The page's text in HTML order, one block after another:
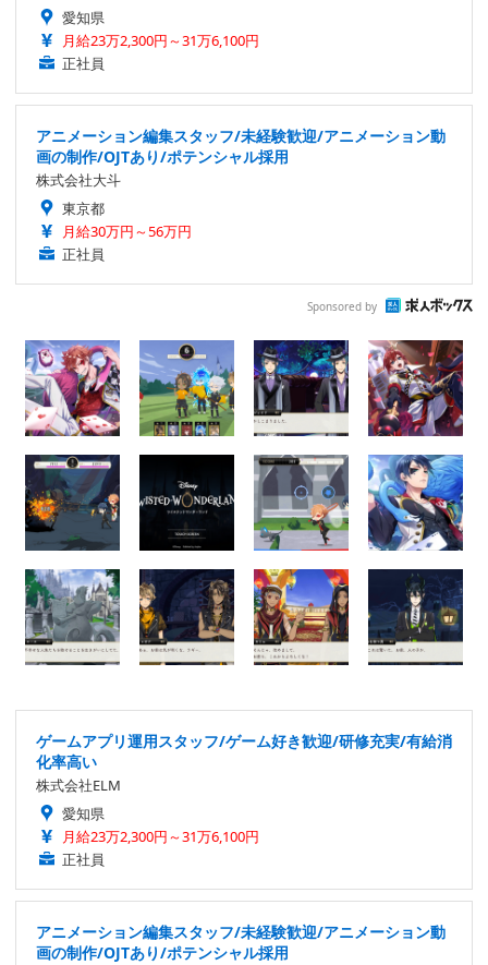
愛知県
月給23万2,300円～31万6,100円
正社員
アニメーション編集スタッフ/未経験歓迎/アニメーション動
画の制作/OJTあり/ポテンシャル採用
株式会社大斗
東京都
月給30万円～56万円
正社員
Sponsored by
ゲームアプリ運用スタッフ/ゲーム好き歓迎/研修充実/有給消
化率高い
株式会社ELM
愛知県
月給23万2,300円～31万6,100円
正社員
アニメーション編集スタッフ/未経験歓迎/アニメーション動
画の制作/OJTあり/ポテンシャル採用